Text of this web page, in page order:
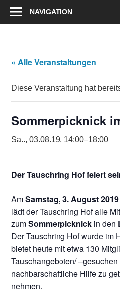
NAVIGATION
« Alle Veranstaltungen
Diese Veranstaltung hat
Sommerpicknick
Sa.., 03.08.19, 14:00–18:00
Der Tauschring Hof feiert
AmSamstag, 3. August
lädt der Tauschring Hof alle
zumSommerpicknickin den
Der Tauschring Hof wurde im
bietet heute mit etwa 130
Tauschangeboten/
nachbarschaftliche Hilfe zu
nehmen.